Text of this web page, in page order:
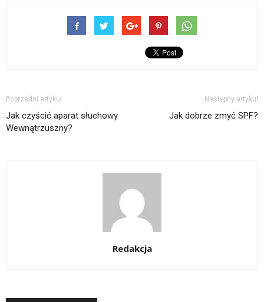
Poprzedni artykuł
Jak czyścić aparat słuchowy
Wewnątrzuszny?
Następny artykuł
Jak dobrze zmyć SPF?
Redakcja